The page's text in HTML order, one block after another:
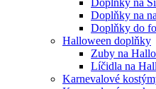
Doplňky na
Doplňky do
Halloween doplňky
Zuby na
Líčidla na
Karnevalové